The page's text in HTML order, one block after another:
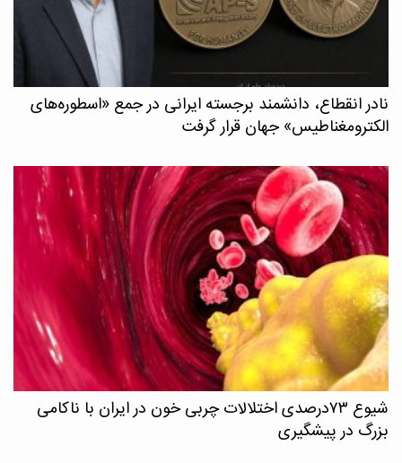
نادر انقطاع، دانشمند برجسته ایرانی در جمع «اسطوره‌های
الکترومغناطیس» جهان قرار گرفت
شیوع ۷۳درصدی اختلالات چربی خون در ایران با ناکامی
بزرگ در پیشگیری